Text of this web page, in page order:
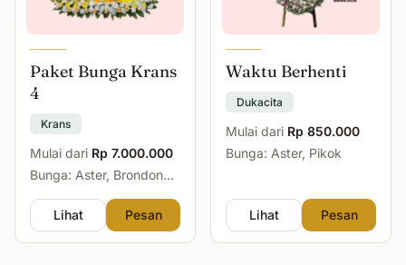
Paket Bunga Krans
4
Krans
Mulai dari Rp 7.000.000
Bunga: Aster, Brondong,
Lihat
Pesan
Waktu Berhenti
Dukacita
Mulai dari Rp 850.000
Bunga: Aster, Pikok
Lihat Pesan